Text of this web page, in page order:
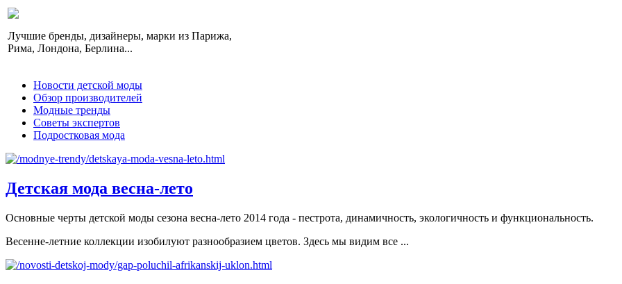
Лучшие бренды, дизайнеры, марки из Парижа,
Рима, Лондона, Берлина...
Новости детской моды
Обзор производителей
Модные тренды
Советы экспертов
Подростковая мода
Детская мода весна-лето
Основные черты детской моды сезона весна-лето 2014 года - пестрота, динамичность, экологичность и функциональность.
Весенне-летние коллекции изобилуют разнообразием цветов. Здесь мы видим все ...